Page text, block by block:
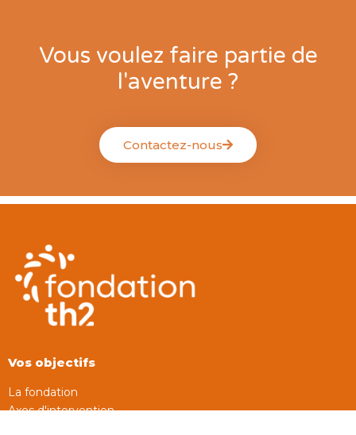
Vous voulez faire partie de
l'aventure ?
Contactez-nous
Vos objectifs
La fondation
Axes d'intervention